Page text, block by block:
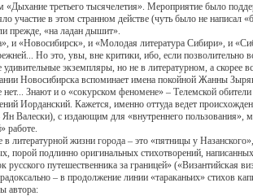
третьего тысячелетия». Мероприятие было
участие в этом странном действе (чуть было не написал
прежде, «на ладан дышит».
«Новосибирск», и «Молодая литература Сибири», и
Но это, увы, вне критики, ибо, если
экземпляры, но не в литературном, а
Новосибирска вспоминает имена покойной Жанны
Знают и о «сокурском феномене» – Телемской
Иорданский. Кажется, именно оттуда ведет
Валески), с издающим для «внутреннего
работе.
жизни города – это «пятницы у
порой подлинно оригинальных стихотворений,
путешественника за границей» («Византийская
– в продолжение линии «тараканьих» стихов
автора: